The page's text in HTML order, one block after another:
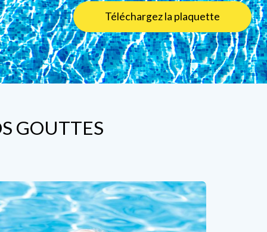
Téléchargez la plaquette
GOUTTES